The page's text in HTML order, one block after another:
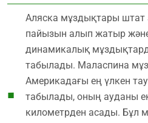
Аляска мұздықтары
пайызын алып жатыр және
динамикалық
табылады. Маласпина
Америкадағы ең үлкен
табылады, оның ауданы
километрден асады. Бұл